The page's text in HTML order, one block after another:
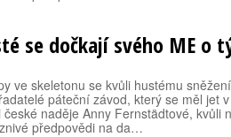
se dočkají svého ME o
ve skeletonu se kvůli hustému
páteční závod, který se měl jet
naděje Anny Fernstädtové, kvůli
předpovědi na da…